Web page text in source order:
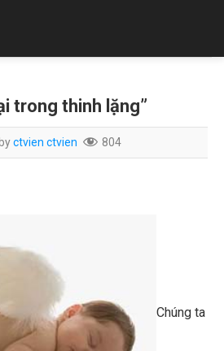
trong thinh lặng”
ctvien ctvien 804
Chúng ta